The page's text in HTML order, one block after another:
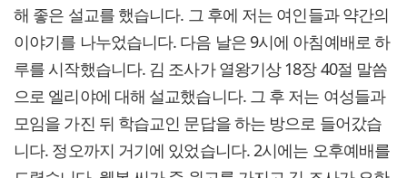
해 좋은 설교를 했습니다. 그 후에 저는 여인들과 약간의
이야기를 나누었습니다. 다음 날은 9시에 아침예배로 하
루를 시작했습니다. 김 조사가 열왕기상 18장 40절 말씀
으로 엘리야에 대해 설교했습니다. 그 후 저는 여성들과
모임을 가진 뒤 학습교인 문답을 하는 방으로 들어갔습
니다. 정오까지 거기에 있었습니다. 2시에는 오후예배를